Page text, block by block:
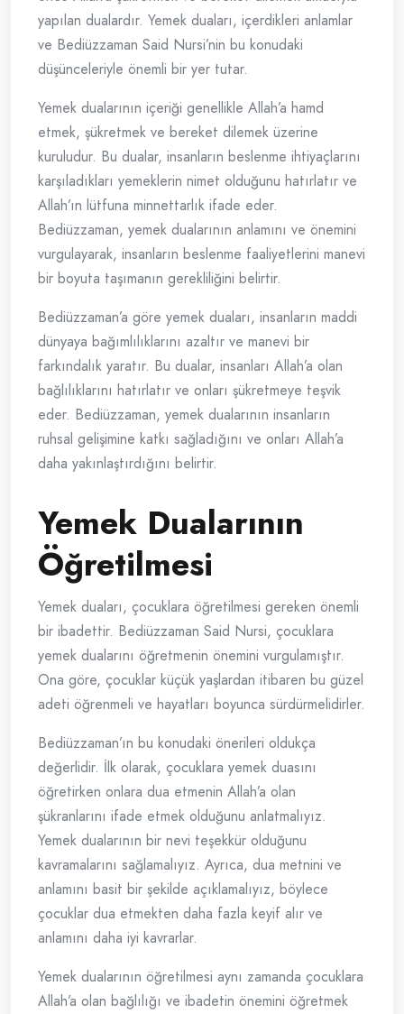
yapılan dualardır. Yemek duaları, içerdikleri anlamlar
ve Bediüzzaman Said Nursi’nin bu konudaki
düşünceleriyle önemli bir yer tutar.
Yemek dualarının içeriği genellikle Allah’a hamd
etmek, şükretmek ve bereket dilemek üzerine
kuruludur. Bu dualar, insanların beslenme ihtiyaçlarını
karşıladıkları yemeklerin nimet olduğunu hatırlatır ve
Allah’ın lütfuna minnettarlık ifade eder.
Bediüzzaman, yemek dualarının anlamını ve önemini
vurgulayarak, insanların beslenme faaliyetlerini manevi
bir boyuta taşımanın gerekliliğini belirtir.
Bediüzzaman’a göre yemek duaları, insanların maddi
dünyaya bağımlılıklarını azaltır ve manevi bir
farkındalık yaratır. Bu dualar, insanları Allah’a olan
bağlılıklarını hatırlatır ve onları şükretmeye teşvik
eder. Bediüzzaman, yemek dualarının insanların
ruhsal gelişimine katkı sağladığını ve onları Allah’a
daha yakınlaştırdığını belirtir.
Yemek Dualarının
Öğretilmesi
Yemek duaları, çocuklara öğretilmesi gereken önemli
bir ibadettir. Bediüzzaman Said Nursi, çocuklara
yemek dualarını öğretmenin önemini vurgulamıştır.
Ona göre, çocuklar küçük yaşlardan itibaren bu güzel
adeti öğrenmeli ve hayatları boyunca sürdürmelidirler.
Bediüzzaman’ın bu konudaki önerileri oldukça
değerlidir. İlk olarak, çocuklara yemek duasını
öğretirken onlara dua etmenin Allah’a olan
şükranlarını ifade etmek olduğunu anlatmalıyız.
Yemek dualarının bir nevi teşekkür olduğunu
kavramalarını sağlamalıyız. Ayrıca, dua metnini ve
anlamını basit bir şekilde açıklamalıyız, böylece
çocuklar dua etmekten daha fazla keyif alır ve
anlamını daha iyi kavrarlar.
Yemek dualarının öğretilmesi aynı zamanda çocuklara
Allah’a olan bağlılığı ve ibadetin önemini öğretmek